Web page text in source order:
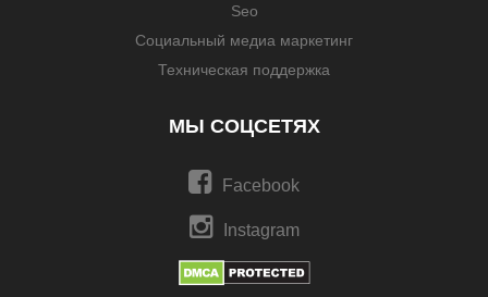
Seo
Социальный медиа маркетинг
Техническая поддержка
МЫ СОЦСЕТЯХ
Facebook
Instagram